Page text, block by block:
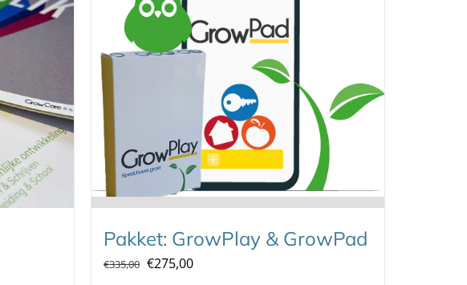
Pakket: GrowPlay & GrowPad
€335,00 Oorspronkelijke
€275,00Huidige